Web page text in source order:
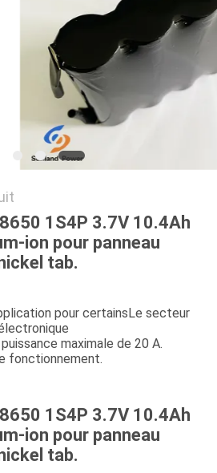
1S4P 3.7V 10.4Ah
ion pour panneau
tab.
pour certains Le secteur
maximale de 20 A.
fonctionnement.
1S4P 3.7V 10.4Ah
ion pour panneau
tab.